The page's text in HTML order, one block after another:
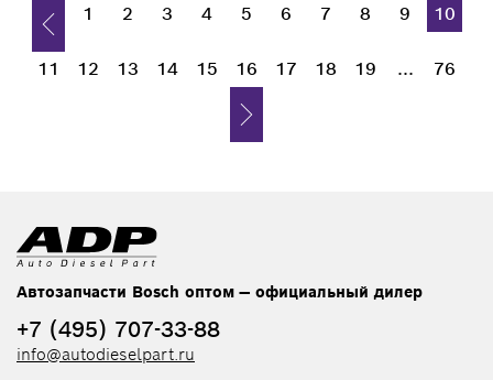
1 2 3 4 5 6 7 8 9 10
11 12 13 14 15 16 17 18 19 ... 76
Автозапчасти Bosch оптом — официальный дилер
+7 (495) 707-33-88
info@autodieselpart.ru